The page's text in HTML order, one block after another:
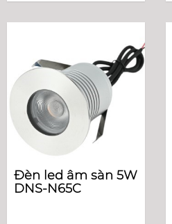
Đèn led âm sàn 5W
DNS-N65C